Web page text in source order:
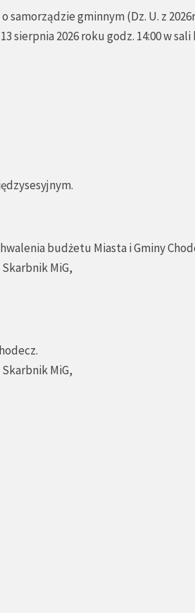
samorządzie gminnym (Dz. U. z
sierpnia 2026 roku godz. 14:00 w
budżetu Miasta i Gminy
MiG,
MiG,